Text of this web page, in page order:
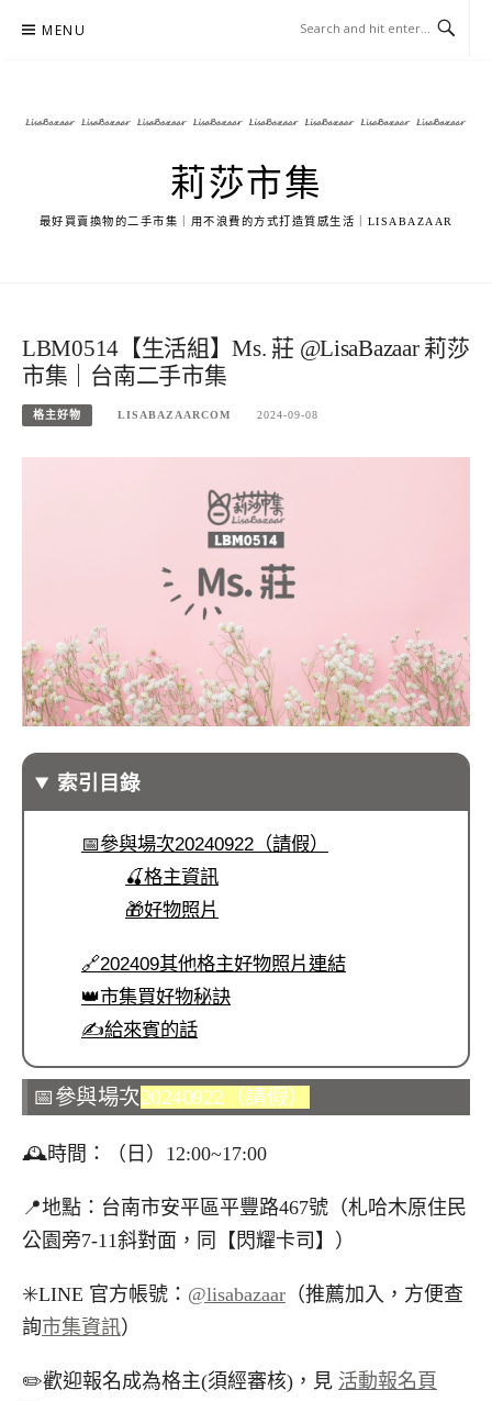
MENU
莉莎市集
最好買賣換物的二手市集｜用不浪費的方式打造質感生活｜LISABAZAAR
LBM0514【生活組】Ms. 莊 @LisaBazaar 莉莎
市集｜台南二手市集
格主好物 LISABAZAARCOM 2024-09-08
索引目錄
📅參與場次20240922（請假）
🍒格主資訊
🎁好物照片
🔗202409其他格主好物照片連結
👑市集買好物秘訣
✍️給來賓的話
📅參與場次20240922（請假）
🕰️時間：（日）12:00~17:00
📍地點：台南市安平區平豐路467號（札哈木原住民
公園旁7-11斜對面，同【閃耀卡司】）
✳️LINE 官方帳號： @lisabazaar （推薦加入，方便查
詢市集資訊）
✏️歡迎報名成為格主(須經審核)，見 活動報名頁